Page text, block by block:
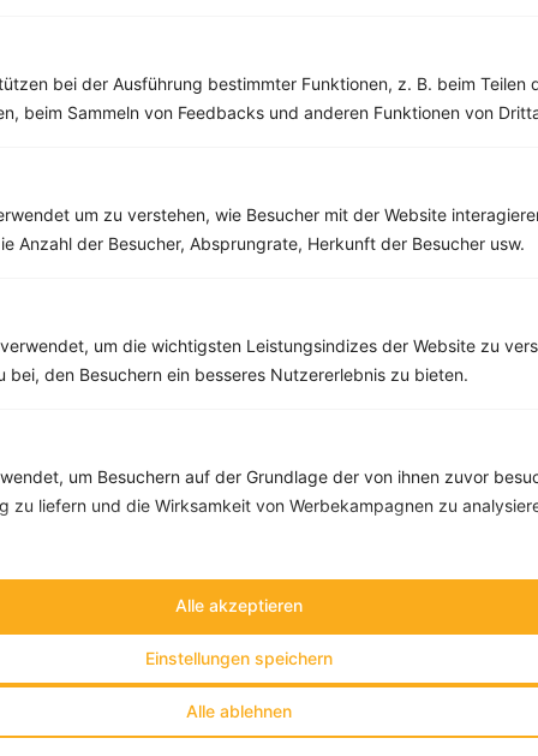
bei der Ausführung bestimmter Funktionen, z. B. beim Teilen
beim Sammeln von Feedbacks und anderen Funktionen von
um zu verstehen, wie Besucher mit der Website
Anzahl der Besucher, Absprungrate, Herkunft der Besucher usw.
um die wichtigsten Leistungsindizes der Website zu
bei, den Besuchern ein besseres Nutzererlebnis zu bieten.
um Besuchern auf der Grundlage der von ihnen zuvor
zu liefern und die Wirksamkeit von Werbekampagnen zu
Alle ablehnen
Einstellungen speichern
Alle akzeptieren
‹ ›
Fett:11 g
Eiweiß: 20 g